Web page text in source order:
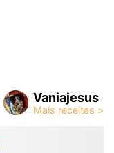
Vaniajesus